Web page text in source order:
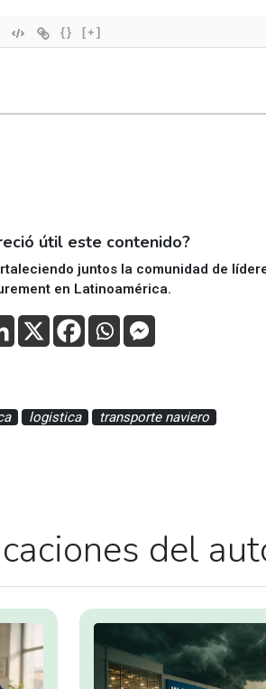
{} [+]
útil este contenido?
juntos la comunidad de
en Latinoamérica.
logistica transporte naviero
del